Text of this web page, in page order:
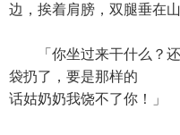
边，挨着肩膀，双腿垂在山
「你坐过来干什么？还
袋扔了，要是那样的
话姑奶奶我饶不了你！」